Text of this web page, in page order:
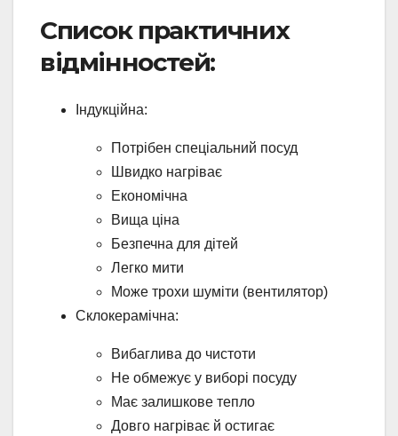
Список практичних
відмінностей:
Індукційна:
Потрібен спеціальний посуд
Швидко нагріває
Економічна
Вища ціна
Безпечна для дітей
Легко мити
Може трохи шуміти (вентилятор)
Склокерамічна:
Вибаглива до чистоти
Не обмежує у виборі посуду
Має залишкове тепло
Довго нагріває й остигає